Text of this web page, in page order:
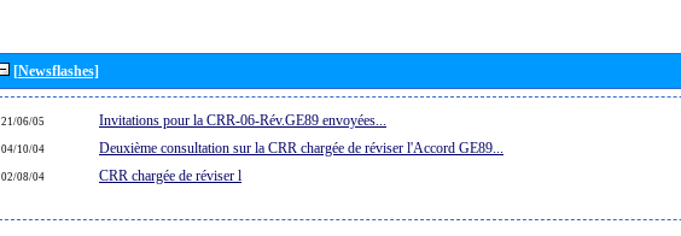
[Newsflashes]
21/06/05 Invitations pour la CRR-06-Rév.GE89 envoyées...
04/10/04 Deuxième consultation sur la CRR chargée de réviser l'Accord GE89...
02/08/04 CRR chargée de réviser l